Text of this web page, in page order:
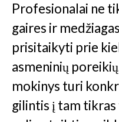
Profesionalai ne
gaires ir
prisitaikyti prie
asmeninių
mokinys turi
gilintis į tam